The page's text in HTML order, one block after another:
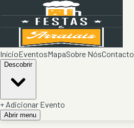
InícioEventosMapaSobre NósContacto
Descobrir
+ Adicionar Evento
Abrir menu